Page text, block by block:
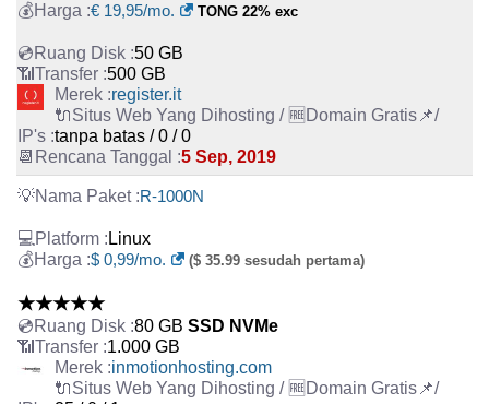
€ 19,95/mo.
TONG 22% exc
50 GB
500 GB
register.it
tanpa batas / 0 / 0
5 Sep, 2019
R-1000N
Linux
$ 0,99/mo.
($ 35.99 sesudah pertama)
★★★★★
80 GB SSD NVMe
1.000 GB
inmotionhosting.com